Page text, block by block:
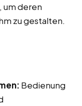
um deren
zu gestalten.
Bedienung